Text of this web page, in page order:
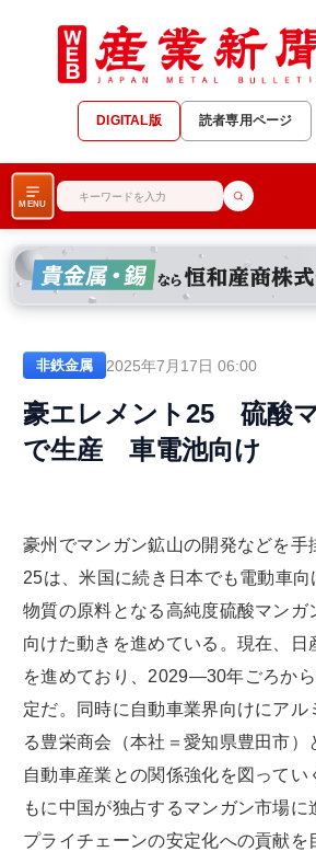
DIGITAL版 読者専用ページ
MENU
非鉄金属 2025年7月17日 06:00
豪エレメント25 硫酸
で生産 車電池向け
豪州でマンガン鉱山の開発などを手
25は、米国に続き日本でも電動車
物質の原料となる高純度硫酸マンガ
向けた動きを進めている。現在、日
を進めており、2029―30年ごろか
定だ。同時に自動車業界向けにアル
る豊栄商会（本社＝愛知県豊田市）
自動車産業との関係強化を図ってい
もに中国が独占するマンガン市場に
プライチェーンの安定化への貢献を